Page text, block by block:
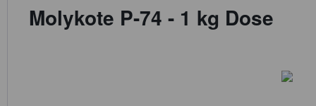
Molykote P-74 - 1 kg Dose